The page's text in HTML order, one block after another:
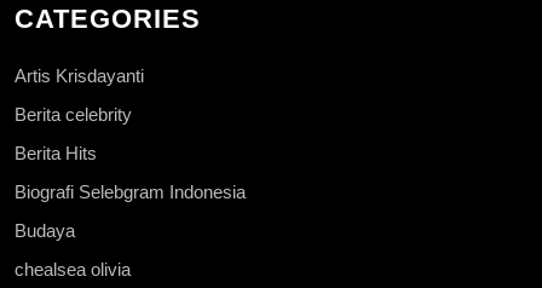
CATEGORIES
Artis Krisdayanti
Berita celebrity
Berita Hits
Biografi Selebgram Indonesia
Budaya
chealsea olivia